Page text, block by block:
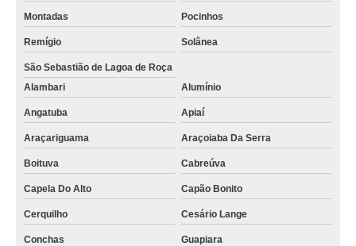
Montadas Pocinhos
Remígio Solânea
São Sebastião de Lagoa de Roça
Alambari
Alumínio
Angatuba Apiaí
Araçariguama Araçoiaba Da Serra
Boituva Cabreúva
Capela Do Alto Capão Bonito
Cerquilho Cesário Lange
Conchas Guapiara